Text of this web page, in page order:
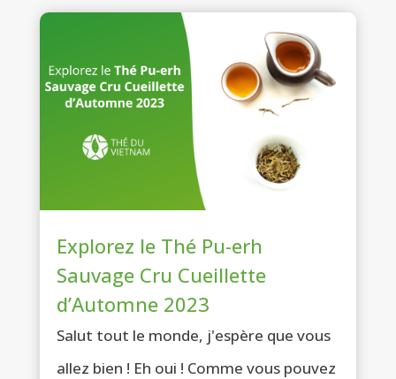
Explorez le Thé Pu-erh
Sauvage Cru Cueillette
d’Automne 2023
Salut tout le monde, j'espère que vous
allez bien ! Eh oui ! Comme vous pouvez